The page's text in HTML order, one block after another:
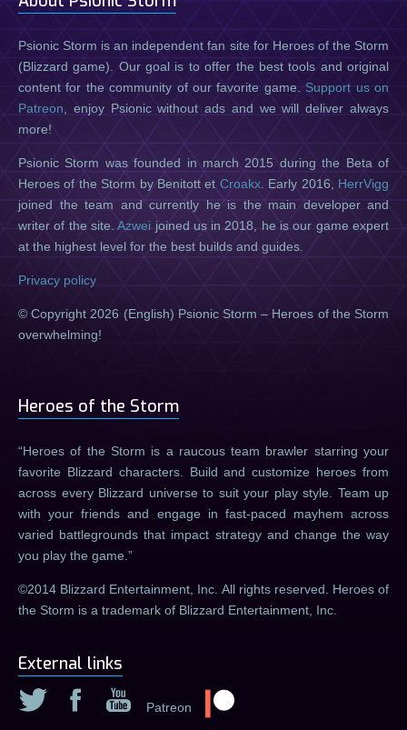
Psionic Storm is an independent fan site for Heroes of the Storm
(Blizzard game). Our goal is to offer the best tools and original
content for the community of our favorite game. Support us on
Patreon , enjoy Psionic without ads and we will deliver always
more!
Psionic Storm was founded in march 2015 during the Beta of
Heroes of the Storm by Benitott et Croakx. Early 2016, HerrVigg
joined the team and currently he is the main developer and
writer of the site.Azwei joined us in 2018, he is our game expert
at the highest level for the best builds and guides.
Privacy policy
© Copyright 2026 (English) Psionic Storm – Heroes of the Storm
overwhelming!
Heroes of the Storm
Heroes of the Storm is a raucous team brawler starring your
favorite Blizzard characters. Build and customize heroes from
across every Blizzard universe to suit your play style. Team up
with your friends and engage in fast-paced mayhem across
varied battlegrounds that impact strategy and change the way
you play the game.
©2014 Blizzard Entertainment, Inc. All rights reserved. Heroes of
the Storm is a trademark of Blizzard Entertainment, Inc.
External links
Patreon